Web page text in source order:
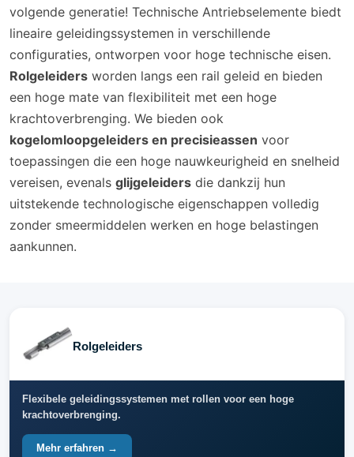
volgende generatie! Technische Antriebselemente biedt
lineaire geleidingssystemen in verschillende
configuraties, ontworpen voor hoge technische eisen.
Rolgeleiders worden langs een rail geleid en bieden
een hoge mate van flexibiliteit met een hoge
krachtoverbrenging. We bieden ook
kogelomloopgeleiders en precisieassen voor
toepassingen die een hoge nauwkeurigheid en snelheid
vereisen, evenals glijgeleiders die dankzij hun
uitstekende technologische eigenschappen volledig
zonder smeermiddelen werken en hoge belastingen
aankunnen.
Rolgeleiders
Flexibele geleidingssystemen met rollen voor een hoge
krachtoverbrenging.
Mehr erfahren →